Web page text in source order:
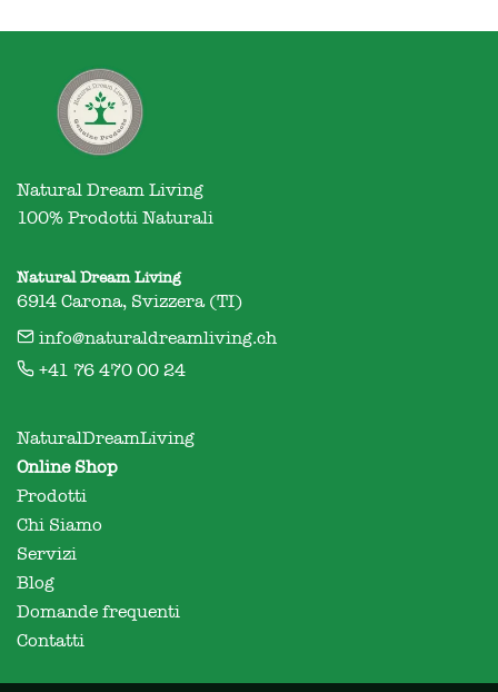
Natural Dream Living
100% Prodotti Naturali
Natural Dream Living
6914 Carona, Svizzera (TI)
info@naturaldreamliving.ch
+41 76 470 00 24
NaturalDreamLiving
Online Shop
Prodotti
Chi Siamo
Servizi
Blog
Domande frequenti
Contatti